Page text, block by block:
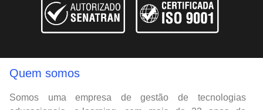
Quem somos
Somos uma empresa de gestão de tecnologias